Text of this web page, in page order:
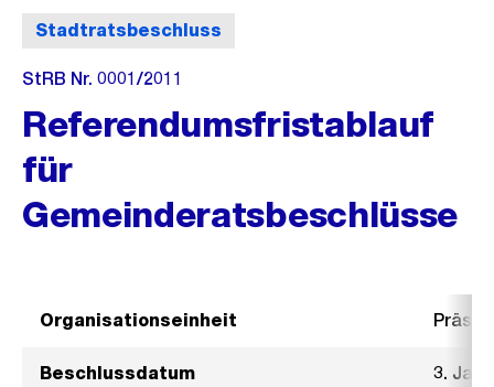
Stadtratsbeschluss
StRB Nr. 0001/2011
Referendumsfristablauf
für
Gemeinderatsbeschlüsse
Organisationseinheit
Beschlussdatum 3.